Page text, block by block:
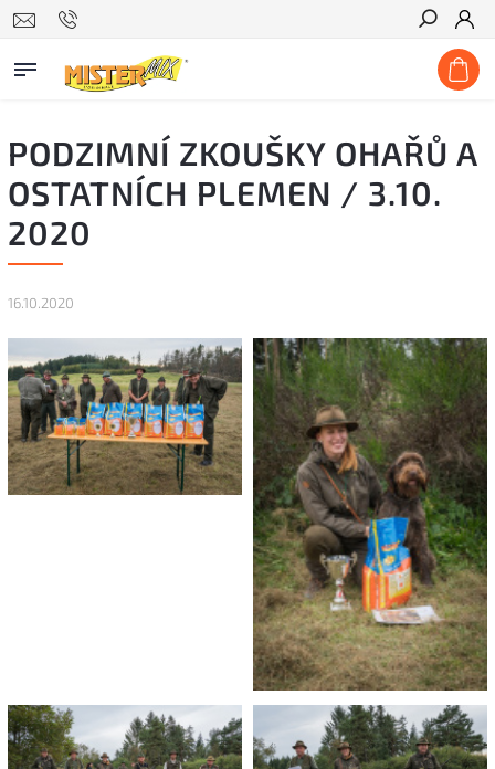
Hľadať
PODZIMNÍ ZKOUŠKY OHAŘŮ A
OSTATNÍCH PLEMEN / 3.10.
2020
16.10.2020